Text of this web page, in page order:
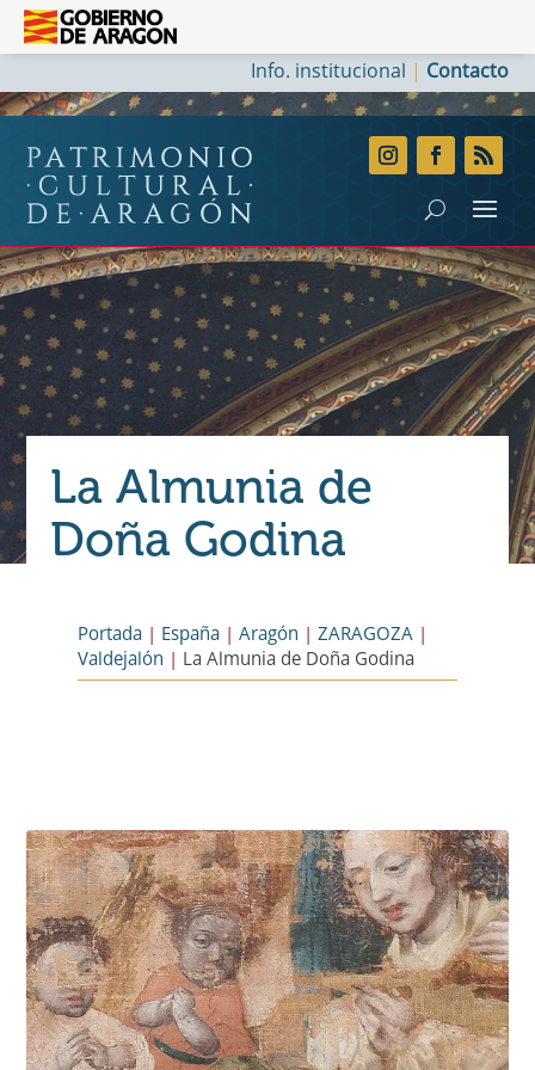
Info. institucional Contacto
La Almunia de
Doña Godina
Portada| España| Aragón ZARAGOZA|
Valdejalón
La Almunia de Doña Godina
funcione la
web.
Estadísticas
Para que
podamos
mejorar la
funcionalidad
y estructura
de la web, en